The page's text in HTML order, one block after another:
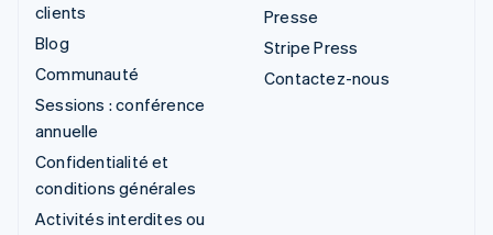
clients
Blog
Communauté
Sessions : conférence
annuelle
Confidentialité et
conditions générales
Activités interdites ou
Presse
Stripe Press
Contactez-nous